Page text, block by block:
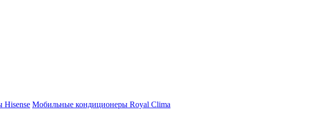
Hisense Мобильные кондиционеры Royal Clima